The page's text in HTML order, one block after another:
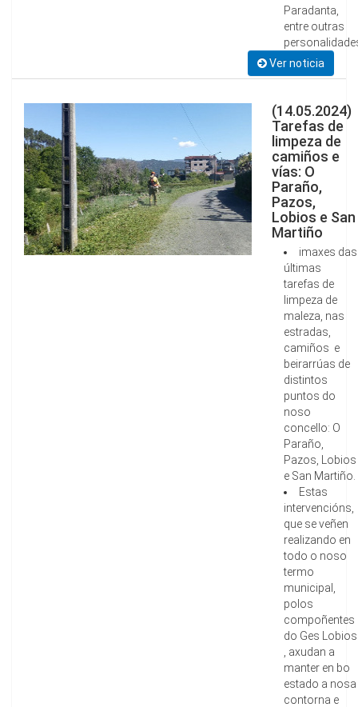
Paradanta,
entre outras
Ver noticia
(14.05.2024)
Tarefas de
limpeza de
camiños e
vías: O
Paraño,
Pazos,
Lobios e San
Martiño
imaxes das
últimas
tarefas de
limpeza de
maleza, nas
estradas,
camiños e
beirarrúas de
distintos
puntos do
noso
concello: O
Paraño,
Pazos, Lobios
e San Martiño.
Estas
intervencións,
que se veñen
realizando en
todo o noso
termo
municipal,
polos
compoñentes
do Ges Lobios
, axudan a
manter en bo
estado a nosa
contorna e